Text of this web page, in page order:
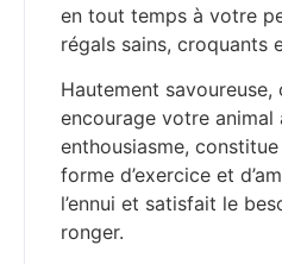
en tout temps à votre
régals sains, croquants
Hautement
encourage votre animal
enthousiasme,
forme d’exercice et
l’ennui et satisfait le
ronger.